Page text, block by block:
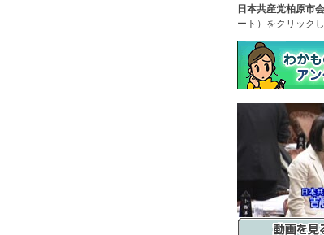
日本共産党柏原市
ート）をクリック